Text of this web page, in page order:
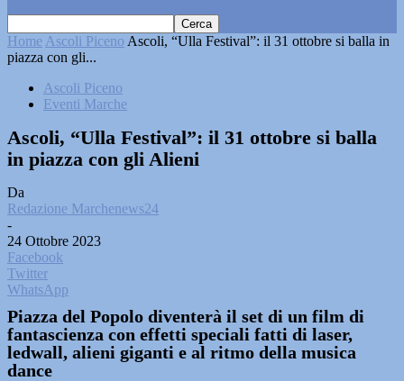
Home Ascoli Piceno Ascoli, “Ulla Festival”: il 31 ottobre si balla in
piazza con gli...
Ascoli Piceno
Eventi Marche
Ascoli, “Ulla Festival”: il 31 ottobre si balla
in piazza con gli Alieni
Da
Redazione Marchenews24
-
24 Ottobre 2023
Facebook
Twitter
WhatsApp
Piazza del Popolo diventerà il set di un film di
fantascienza con effetti speciali fatti di laser,
ledwall, alieni giganti e al ritmo della musica
dance